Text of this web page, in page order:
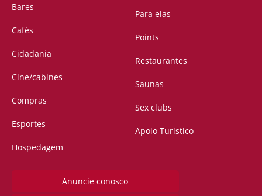
Bares
Cafés
Cidadania
Cine/cabines
Compras
Esportes
Hospedagem
Para elas
Points
Restaurantes
Saunas
Sex clubs
Apoio Turístico
Anuncie conosco